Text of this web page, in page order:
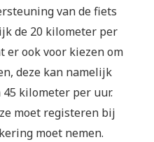
van de fiets
de 20 kilometer per
er ook voor kiezen om
deze kan namelijk
kilometer per uur.
moet registeren bij
moet nemen.